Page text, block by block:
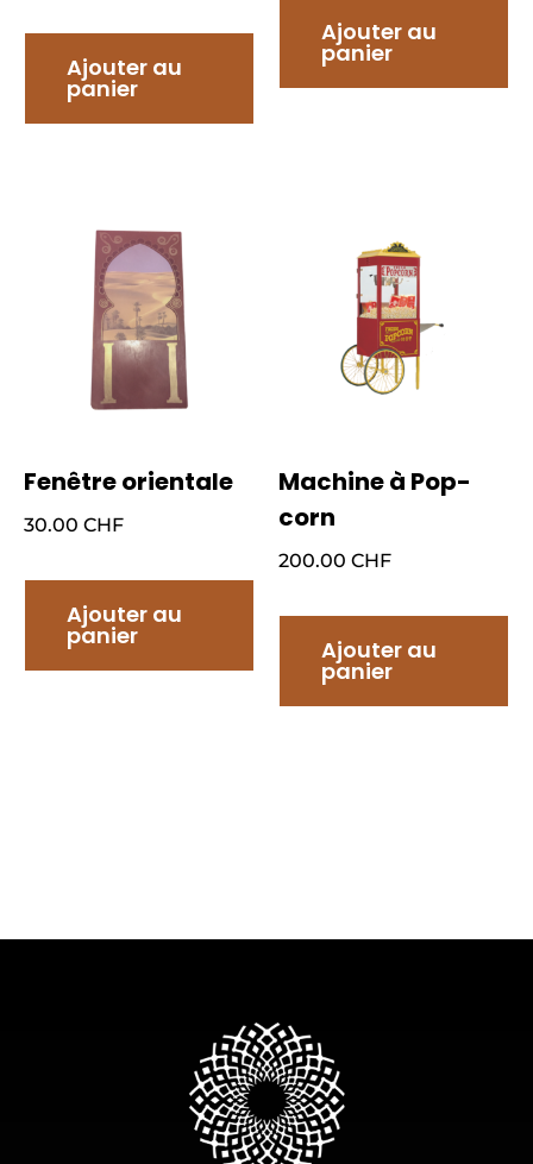
Ajouter au
panier
Ajouter au
panier
Fenêtre orientale
30.00 CHF
Ajouter au
panier
Machine à Pop-
corn
200.00 CHF
Ajouter au
panier